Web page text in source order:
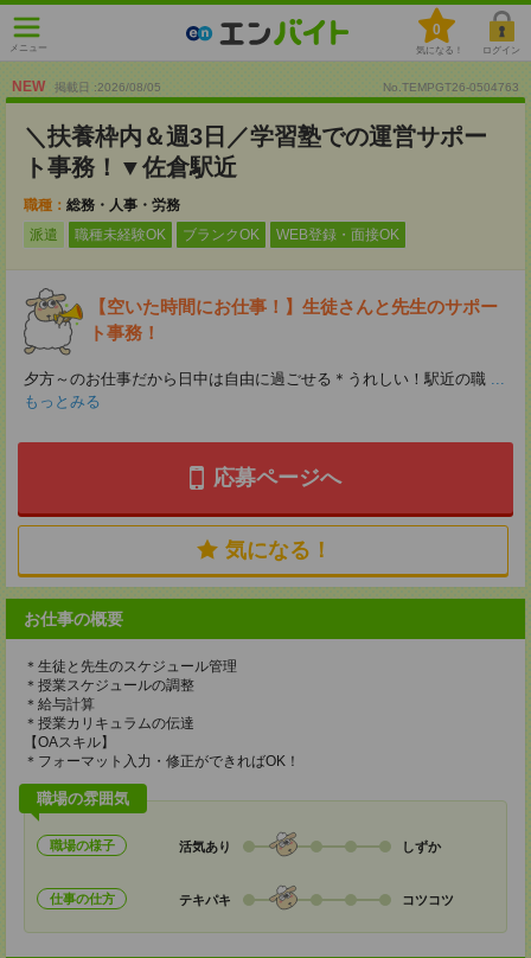
メニュー
0
気になる！ ログイン
NEW 掲載日 :2026/08/05 No.TEMPGT26-0504763
＼扶養枠内＆週3日／学習塾での運営サポー
ト事務！▼佐倉駅近
職種： 総務・人事・労務
派遣
職種未経験OK ブランクOK WEB登録・面接OK
【空いた時間にお仕事！】生徒さんと先生のサポー
ト事務！
夕方～のお仕事だから日中は自由に過ごせる＊うれしい！駅近の職 ...
もっとみる
応募ページへ
気になる！
お仕事の概要
＊生徒と先生のスケジュール管理
＊授業スケジュールの調整
＊給与計算
＊授業カリキュラムの伝達
【OAスキル】
＊フォーマット入力・修正ができればOK！
職場の雰囲気
職場の様子 活気あり しずか
仕事の仕方 テキパキ コツコツ